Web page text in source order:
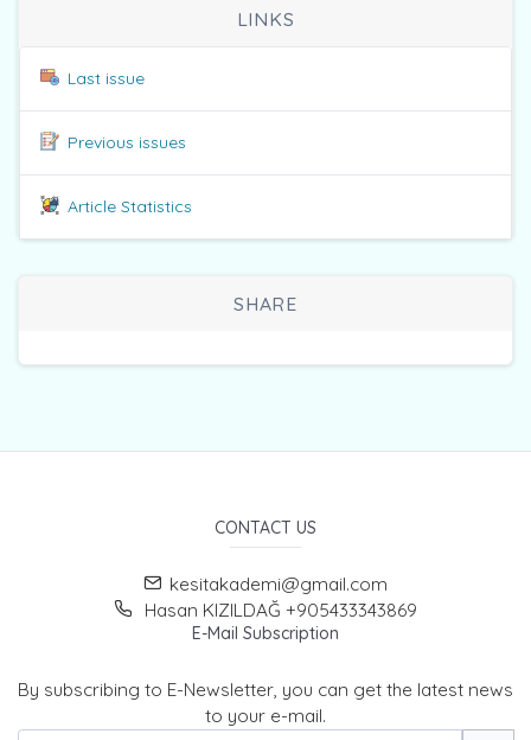
LINKS
Last issue
Previous issues
Article Statistics
SHARE
CONTACT US
kesitakademi@gmail.com
Hasan KIZILDAĞ +905433343869
E-Mail Subscription
By subscribing to E-Newsletter, you can get the latest news
to your e-mail.